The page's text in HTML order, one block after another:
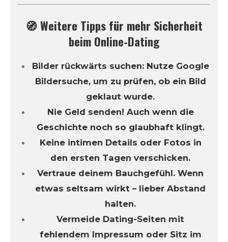
🧭 Weitere Tipps für mehr Sicherheit
beim Online-Dating
Bilder rückwärts suchen: Nutze Google
Bildersuche, um zu prüfen, ob ein Bild
geklaut wurde.
Nie Geld senden! Auch wenn die
Geschichte noch so glaubhaft klingt.
Keine intimen Details oder Fotos in
den ersten Tagen verschicken.
Vertraue deinem Bauchgefühl. Wenn
etwas seltsam wirkt – lieber Abstand
halten.
Vermeide Dating-Seiten mit
fehlendem Impressum oder Sitz im